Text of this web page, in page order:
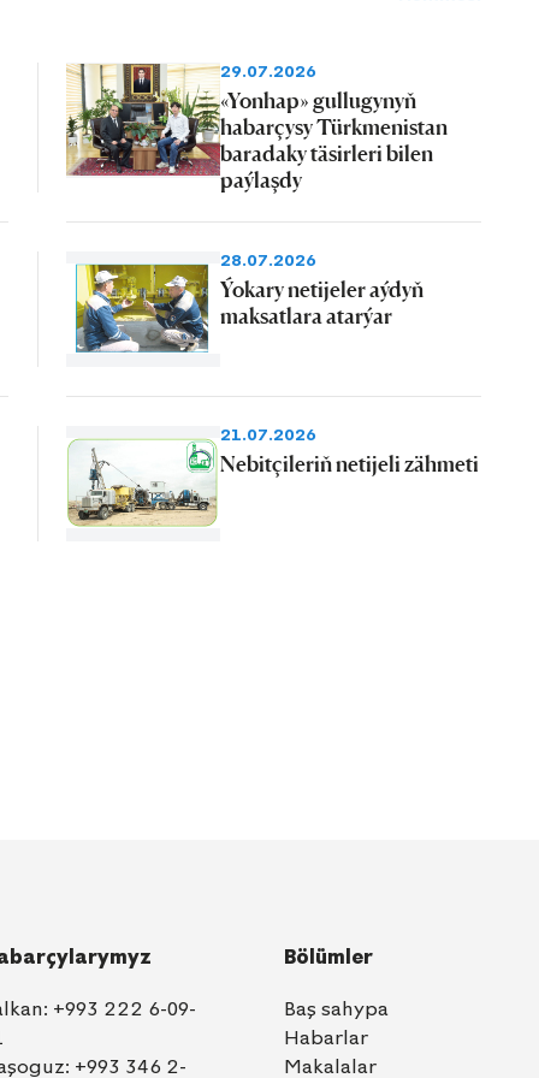
29.07.2026
«Yonhap» gullugynyň
habarçysy Türkmenistan
baradaky täsirleri bilen
paýlaşdy
28.07.2026
Ýokary netijeler aýdyň
maksatlara atarýar
21.07.2026
Nebitçileriň netijeli zähmeti
+993 222 6-09-
+993 346 2-
Bölümler
Baş sahypa
Habarlar
Makalalar